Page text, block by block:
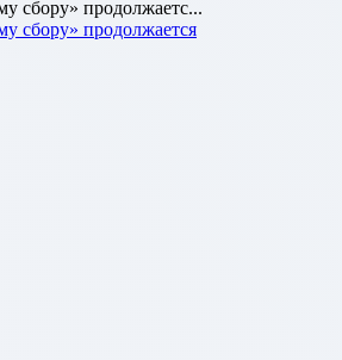
сбору» продолжаетс...
сбору» продолжается